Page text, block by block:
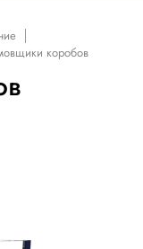
коробов